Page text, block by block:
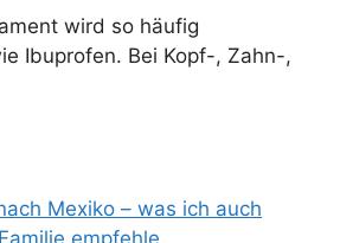
wird so häufig
Ibuprofen. Bei Kopf-, Zahn-,
Mexiko – was ich auch
empfehle